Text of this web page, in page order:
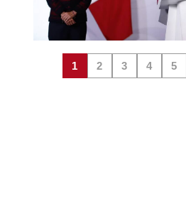
1 2 3 4 5